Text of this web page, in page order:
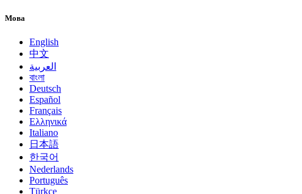
Мова
English
中文
العربية
বাংলা
Deutsch
Español
Français
Ελληνικά
Italiano
日本語
한국어
Nederlands
Português
Türkçe